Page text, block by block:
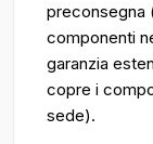
preconsegna
componenti
garanzia
copre i
sede).